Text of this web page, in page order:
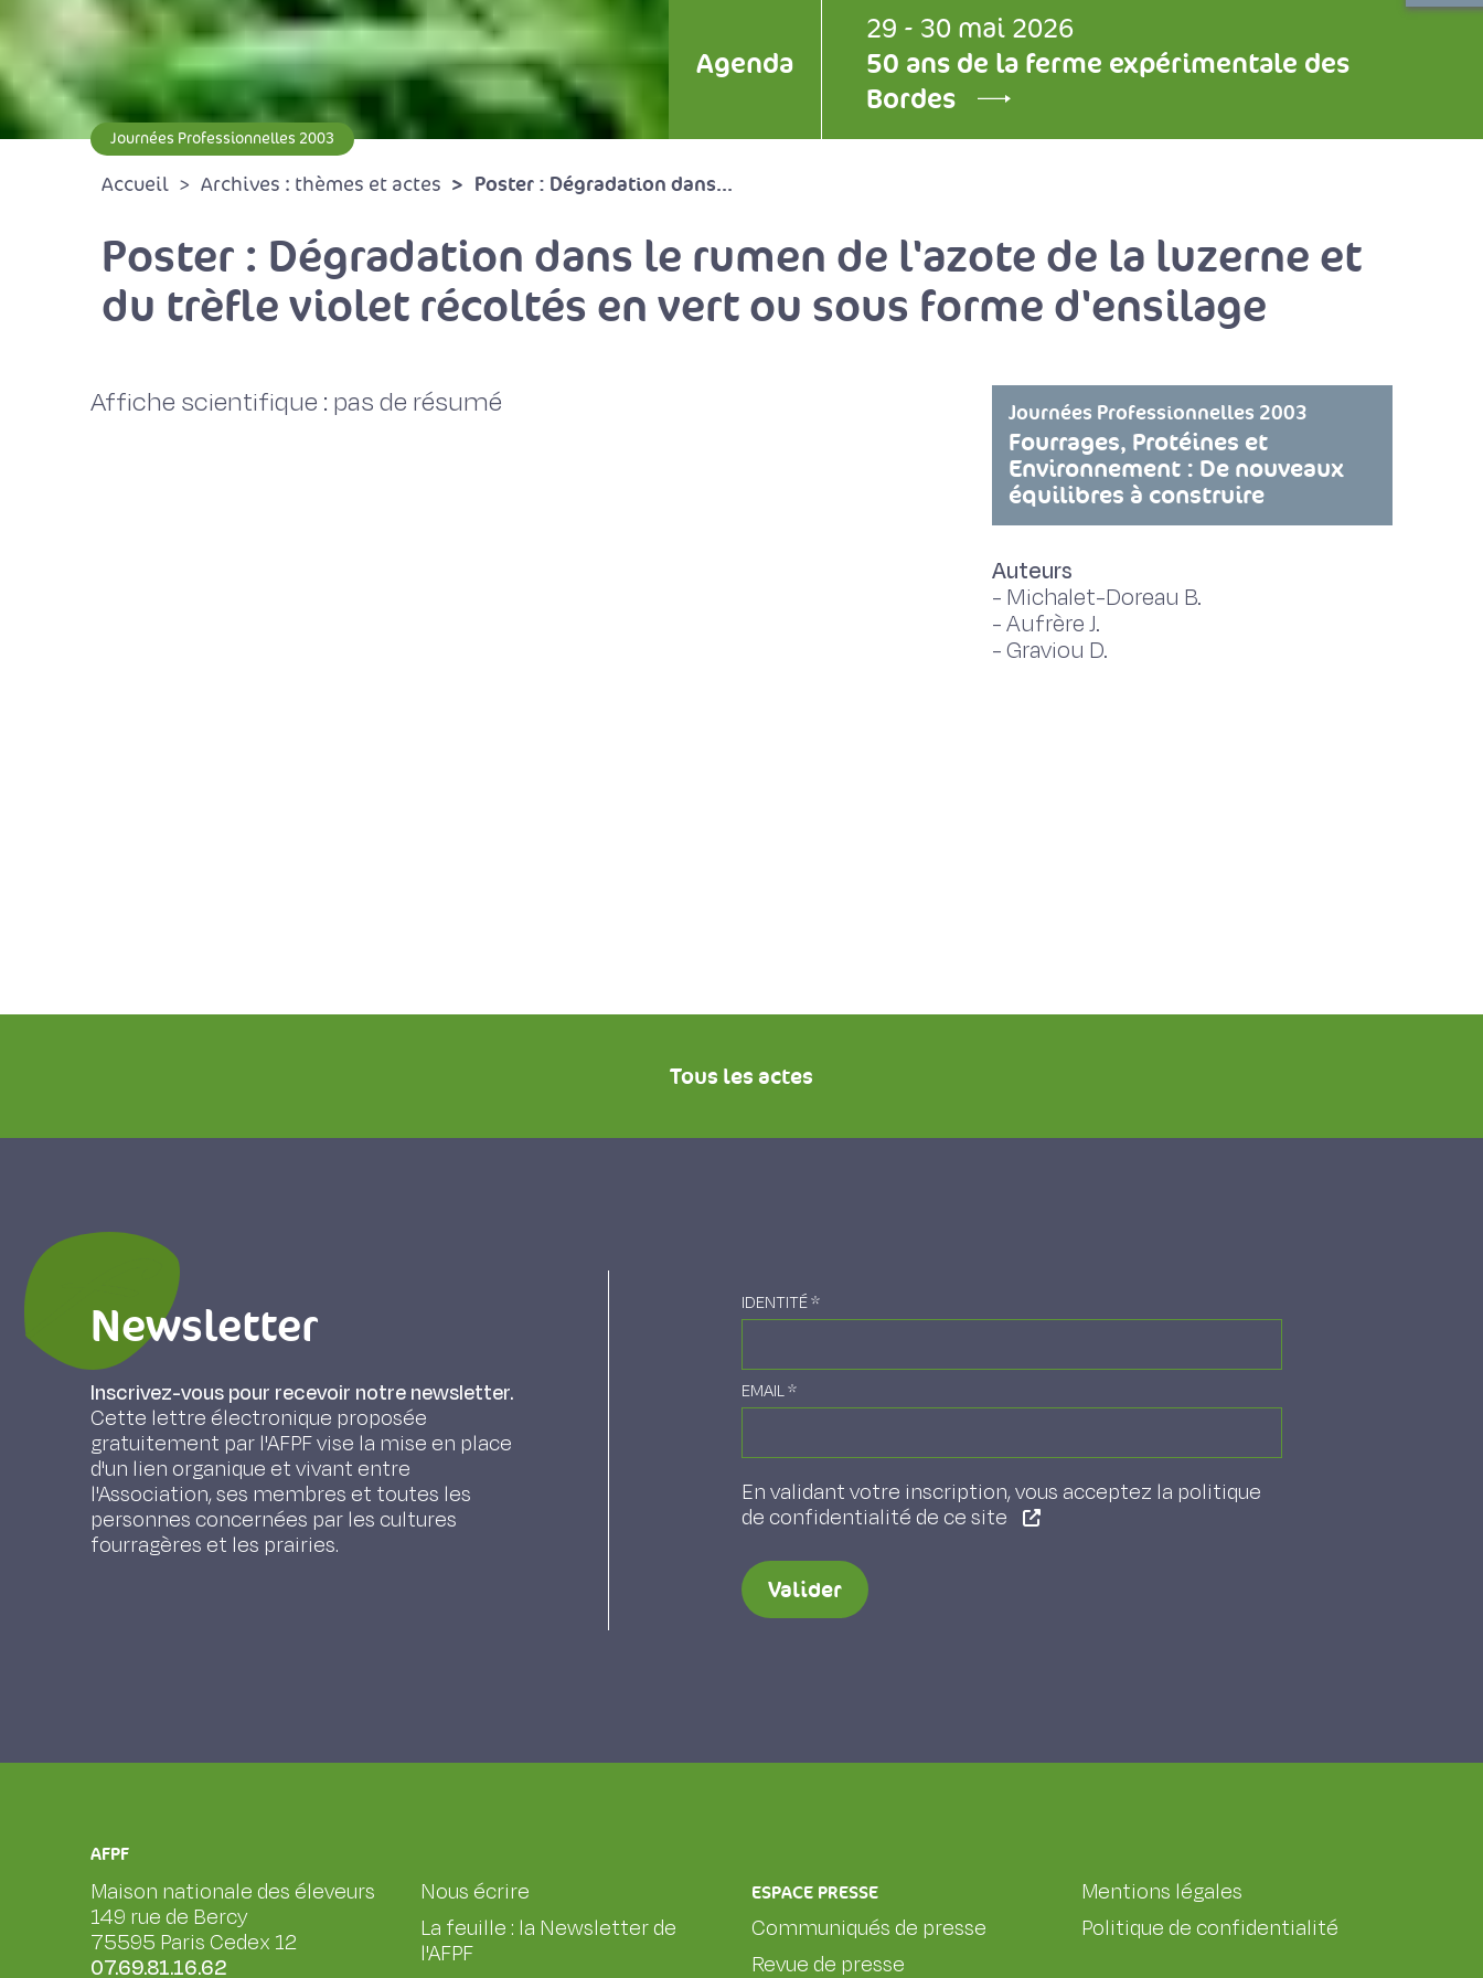
Agenda
29 - 30 mai 2026
50 ans de la ferme expérimentale des
Bordes
Journées Professionnelles 2003
Accueil Archives : thèmes et actes Poster : Dégradation dans...
Poster : Dégradation dans le rumen de l'azote de la luzerne et
du trèfle violet récoltés en vert ou sous forme d'ensilage
Affiche scientifique : pas de résumé Journées Professionnelles 2003
Fourrages, Protéines et
Environnement : De nouveaux
équilibres à construire
Auteurs
- Michalet-Doreau B.
-Aufrère J.
-Graviou D.
Tous les actes
Newsletter
Inscrivez-vous pour recevoir notre newsletter.
Cette lettre électronique proposée
gratuitement par l'AFPF vise la mise en place
d'un lien organique et vivant entre
l'Association, ses membres et toutes les
personnes concernées par les cultures
fourragères et les prairies.
IDENTITÉ*
EMAIL*
En validant votre inscription, vous acceptez la politique
de confidentialité de ce site
Valider
AFPF
Maison nationale des éleveurs
149 rue de Bercy
75595 Paris Cedex 12
07.69.81.16.62
Nous écrire
La feuille : la Newsletter de
l'AFPF
ESPACE PRESSE
Communiqués de presse
Revue de presse
Mentions légales
Politique de confidentialité